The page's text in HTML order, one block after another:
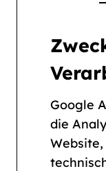
Google
die